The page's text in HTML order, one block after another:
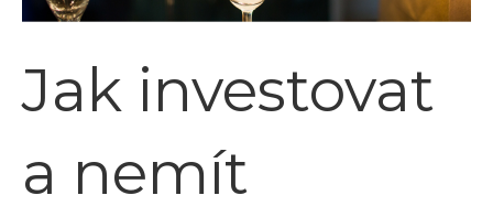
Jak investovat
a nemít